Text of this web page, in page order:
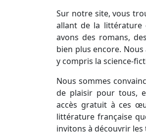
Sur notre site, vous
allant de la littérature
avons des romans,
bien plus encore.
y compris la science-
Nous sommes
de plaisir pour tous,
accès gratuit à ces
littérature française
invitons à découvrir